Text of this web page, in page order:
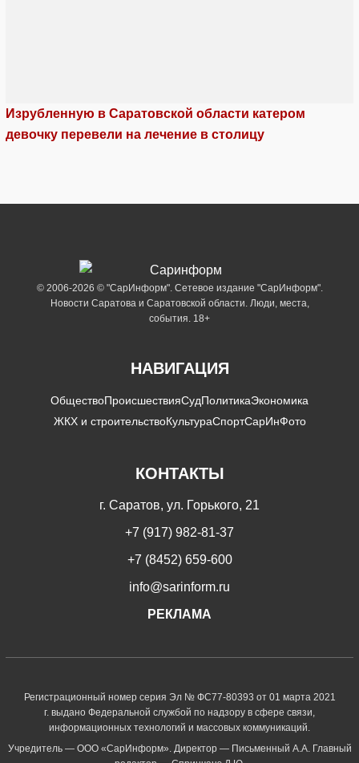
Изрубленную в Саратовской области катером
девочку перевели на лечение в столицу
© 2006-2026 © "СарИнформ". Сетевое издание "СарИнформ".
Новости Саратова и Саратовской области. Люди, места,
события. 18+
НАВИГАЦИЯ
ОбществоПроисшествияСудПолитикаЭкономика
ЖКХ и строительствоКультураСпортСарИнФото
КОНТАКТЫ
г. Саратов, ул. Горького, 21
+7 (917) 982-81-37
+7 (8452) 659-600
info@sarinform.ru
РЕКЛАМА
Регистрационный номер серия Эл № ФС77-80393 от 01 марта 2021
г. выдано Федеральной службой по надзору в сфере связи,
информационных технологий и массовых коммуникаций.
Учредитель — ООО «СарИнформ». Директор — Письменный А.А. Главный